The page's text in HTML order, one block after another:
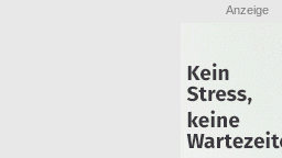
Anzeige